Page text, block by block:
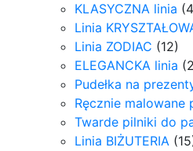
KLASYCZNA linia
Linia
Linia ZODIAC (12)
ELEGANCKA linia
Pudełka na
Ręcznie
Twarde pilniki do
Linia BIŻUTERIA